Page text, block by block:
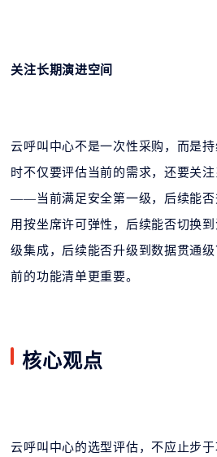
关注长期演进空间
云呼叫中心不是一次性采购，而是
时不仅要评估当前的需求，还要关
——当前满足安全第一级，后续能否
用按坐席许可弹性，后续能否切换
级集成，后续能否升级到数据贯通
前的功能清单更重要。
核心观点
云呼叫中心的选型评估，不应止步于